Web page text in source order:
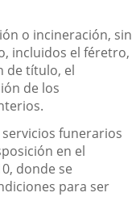
o incineración, sin
incluidos el féretro,
de título, el
de los
funerarios
en el
donde se
para ser